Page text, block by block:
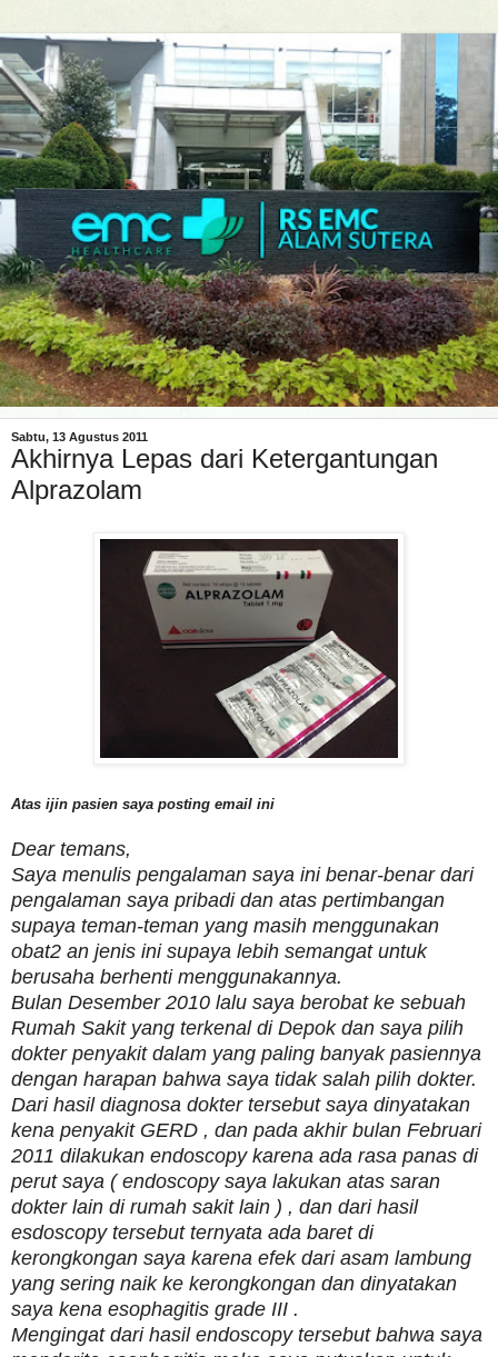
Sabtu, 13 Agustus 2011
Akhirnya Lepas dari Ketergantungan
Alprazolam
Atas ijin pasien saya posting email ini
Dear temans,
Saya menulis pengalaman saya ini benar-benar dari
pengalaman saya pribadi dan atas pertimbangan
supaya teman-teman yang masih menggunakan
obat2 an jenis ini supaya lebih semangat untuk
berusaha berhenti menggunakannya.
Bulan Desember 2010 lalu saya berobat ke sebuah
Rumah Sakit yang terkenal di Depok dan saya pilih
dokter penyakit dalam yang paling banyak pasiennya
dengan harapan bahwa saya tidak salah pilih dokter.
Dari hasil diagnosa dokter tersebut saya dinyatakan
kena penyakit GERD , dan pada akhir bulan Februari
2011 dilakukan endoscopy karena ada rasa panas di
perut saya ( endoscopy saya lakukan atas saran
dokter lain di rumah sakit lain ) , dan dari hasil
esdoscopy tersebut ternyata ada baret di
kerongkongan saya karena efek dari asam lambung
yang sering naik ke kerongkongan dan dinyatakan
saya kena esophagitis grade III .
Mengingat dari hasil endoscopy tersebut bahwa saya